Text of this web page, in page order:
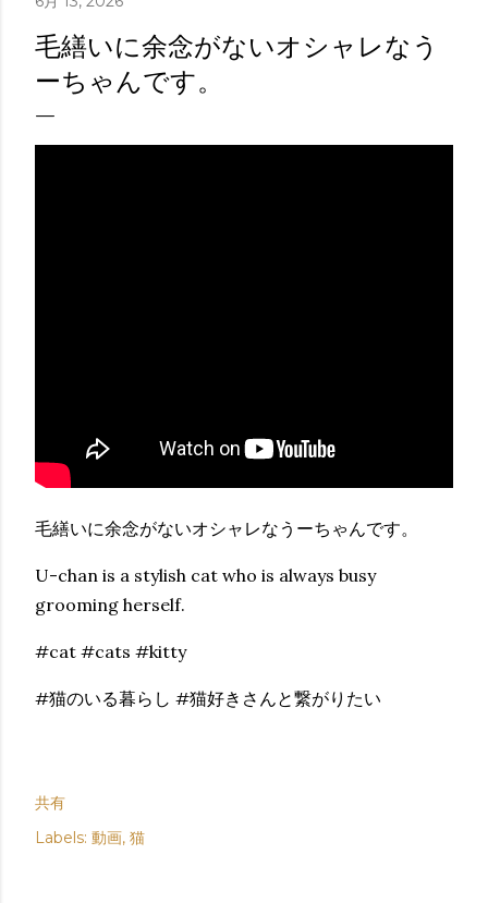
毛繕いに余念がないオシャレなう
ーちゃんです。
毛繕いに余念がないオシャレなうーちゃんです。
U-chan is a stylish cat who is always busy
grooming herself.
#cat #cats #kitty
#猫のいる暮らし #猫好きさんと繋がりたい
共有
Labels: 動画 猫